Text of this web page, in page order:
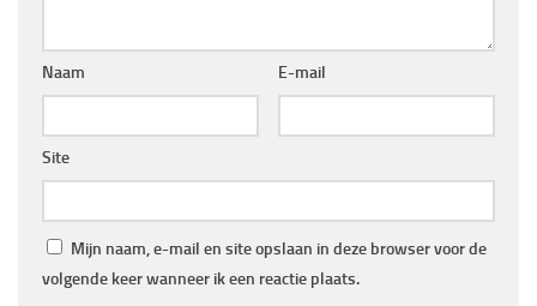
Naam E-mail
Site
Mijn naam, e-mail en site opslaan in deze browser voor de
volgende keer wanneer ik een reactie plaats.